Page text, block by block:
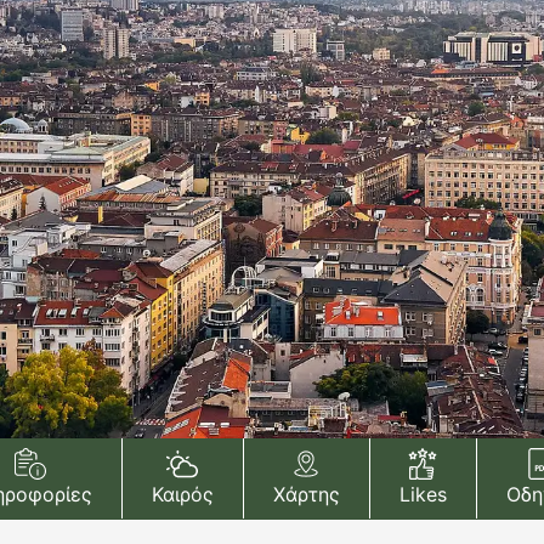
Καιρός Χάρτης Likes